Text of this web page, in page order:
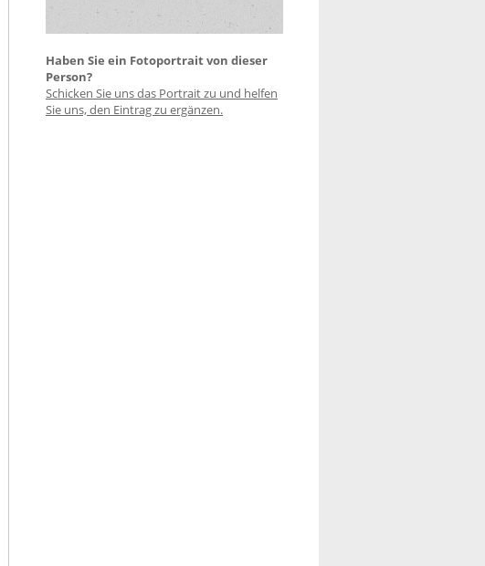
Haben Sie ein Fotoportrait von dieser
Person?
Schicken Sie uns das Portrait zu und helfen
Sie uns, den Eintrag zu ergänzen.